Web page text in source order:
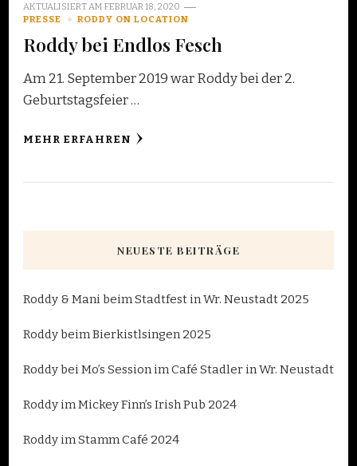
AKTUALISIERT AM FEBRUAR 18, 2020
PRESSE
RODDY ON LOCATION
Roddy bei Endlos Fesch
Am 21. September 2019 war Roddy bei der 2.
Geburtstagsfeier …
MEHR ERFAHREN
NEUESTE BEITRÄGE
Roddy & Mani beim Stadtfest in Wr. Neustadt 2025
Roddy beim Bierkistlsingen 2025
Roddy bei Mo’s Session im Café Stadler in Wr. Neustadt
Roddy im Mickey Finn’s Irish Pub 2024
Roddy im Stamm Café 2024